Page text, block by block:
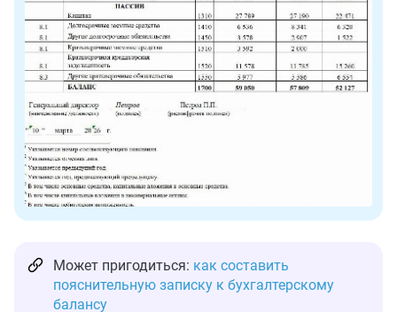
Может пригодиться: как составить
пояснительную записку к бухгалтерскому
балансу